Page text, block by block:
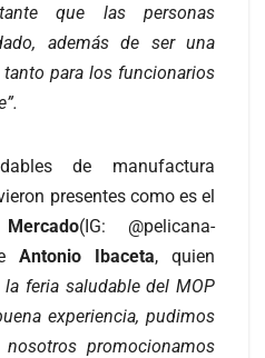
que las personas
además de ser una
para los funcionarios
de manufactura
presentes como es el
(IG: @pelicana-
Antonio Ibaceta, quien
la feria saludable del MOP
experiencia, pudimos
promocionamos